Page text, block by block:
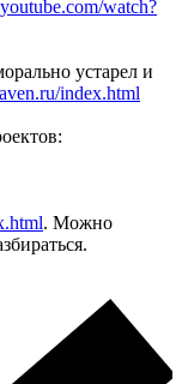
watch?
устарел и
index.html
. Можно